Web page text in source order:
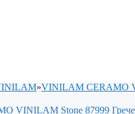
»VINILAM CERAMO